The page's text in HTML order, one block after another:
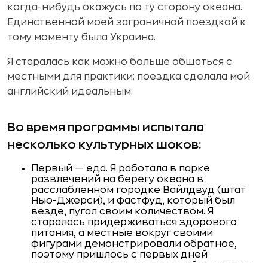
когда-нибудь окажусь по ту сторону океана.
Единственной моей заграничной поездкой к
тому моменту была Украина.
Я старалась как можно больше общаться с
местными для практики: поездка сделала мой
английский идеальным.
Во время программы испытала
несколько культурных шоков:
Первый — еда. Я работала в парке
развлечений на берегу океана в
расслабленном городке Вайлдвуд (штат
Нью-Джерси), и фастфуд, который был
везде, пугал своим количеством. Я
старалась придерживаться здорового
питания, а местные вокруг своими
фигурами демонстрировали обратное,
поэтому пришлось с первых дней